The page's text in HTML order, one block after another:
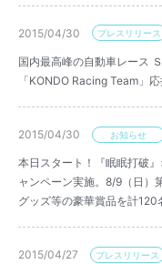
2015/04/30 プレスリリース
国内最高峰の自動車レース
「KONDO Racing Team」
2015/04/30 お知らせ
本日スタート！『眠眠打破
ャンペーン実施。8/9（日）
グッズ等の豪華賞品を計120
2015/04/27 プレスリリース